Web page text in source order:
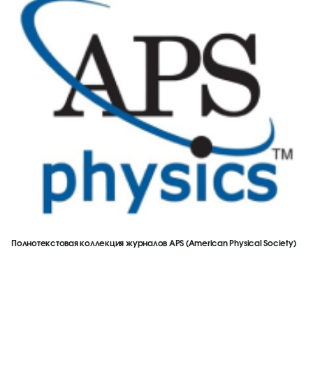
Полнотекстовая коллекция журналов APS (American Physical Society)